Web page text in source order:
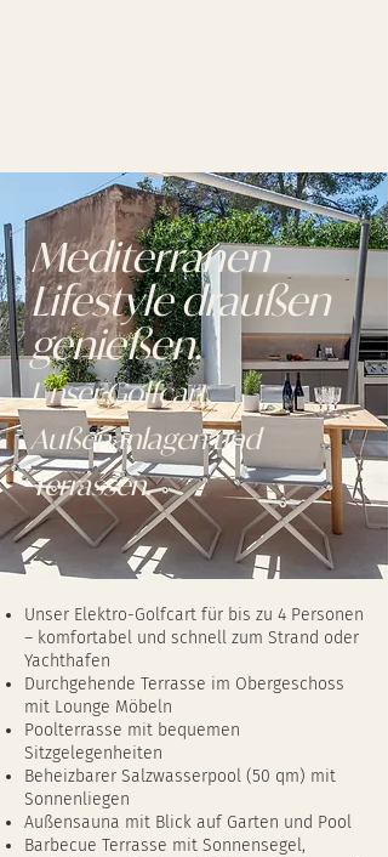
Mediterranen
Lifestyle draußen
genießen.
Unser Golfcart,
Außenanlagen und
Terrassen.
Unser Elektro-Golfcart für bis zu 4 Personen
– komfortabel und schnell zum Strand oder
Yachthafen
Durchgehende Terrasse im Obergeschoss
mit Lounge Möbeln
Poolterrasse mit bequemen
Sitzgelegenheiten
Beheizbarer Salzwasserpool (50 qm) mit
Sonnenliegen
Außensauna mit Blick auf Garten und Pool
Barbecue Terrasse mit Sonnensegel,